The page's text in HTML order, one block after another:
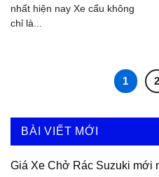
BÀI VIẾT MỚI
Giá Xe Chở Rác Suzuki mới
nhất hiện nay Xe cẩu không
chỉ là...
1 2